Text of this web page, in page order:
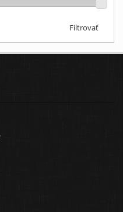
Filtrovať